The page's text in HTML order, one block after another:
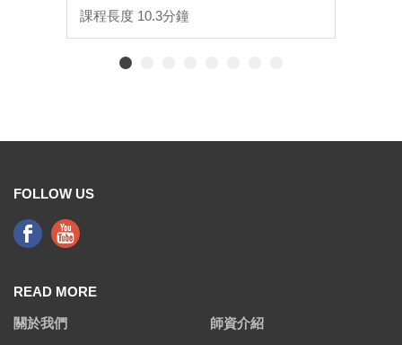
課程長度 10.3分鐘
FOLLOW US
READ MORE
關於我們 師資介紹